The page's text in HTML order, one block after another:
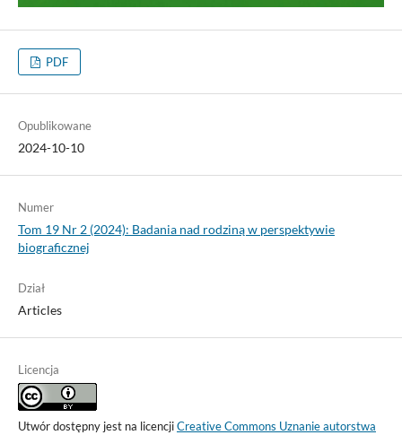
PDF
Opublikowane
2024-10-10
Numer
Tom 19 Nr 2 (2024): Badania nad rodziną w perspektywie
biograficznej
Dział
Articles
Licencja
Utwór dostępny jest na licencjiCreative Commons Uznanie autorstwa